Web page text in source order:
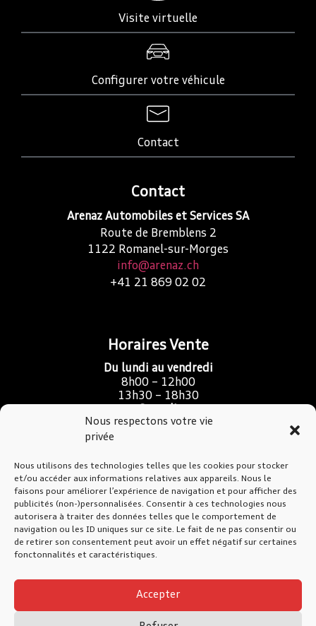
Nous respectons votre vie
privée
Nous utilisons des technologies telles que les cookies pour stocker
et/ou accéder aux informations relatives aux appareils. Nous le
faisons pour améliorer l’expérience de navigation et pour afficher des
publicités (non-)personnalisées. Consentir à ces technologies nous
autorisera à traiter des données telles que le comportement de
navigation ou les ID uniques sur ce site. Le fait de ne pas consentir ou
de retirer son consentement peut avoir un effet négatif sur certaines
fonctonnalités et caractéristiques.
Accepter
Visite virtuelle
Configurer votre véhicule
Contact
Contact
Arenaz Automobiles et Services SA
Route de Bremblens 2
1122 Romanel-sur-Morges
info@arenaz.ch
+41 21 869 02 02
Horaires Vente
Du lundi au vendredi
8h00 – 12h00
13h30 – 18h30
9h00 – 16h00
SAV Atelier & Carrosserie
Du lundi au jeudi
7h30 – 12h00
13h30 – 17h30
Vendredi
13h30 – 17h00